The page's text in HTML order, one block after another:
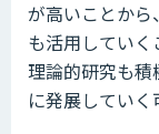
が高いことか
も活用してい
理論的研究も
に発展していく